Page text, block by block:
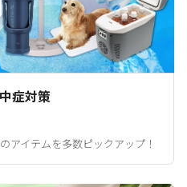
症対策
アイテムを多数ピックアップ！